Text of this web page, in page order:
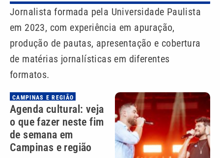
Jornalista formada pela Universidade Paulista
em 2023, com experiência em apuração,
produção de pautas, apresentação e cobertura
de matérias jornalísticas em diferentes
formatos.
CAMPINAS E REGIÃO
Agenda cultural: veja
o que fazer neste fim
de semana em
Campinas e região